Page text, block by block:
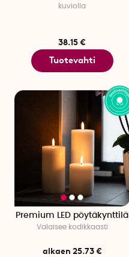
kuviolla
38.15 €
Tuotevahti
Premium LED pöytäkynttilä
Valaisee kodikkaasti
alkaen 25.73 €